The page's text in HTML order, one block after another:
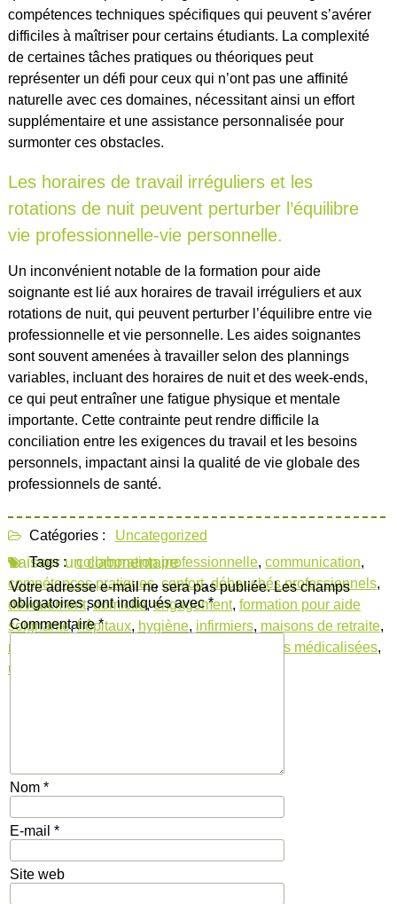
compétences techniques spécifiques qui peuvent s’avérer
difficiles à maîtriser pour certains étudiants. La complexité
de certaines tâches pratiques ou théoriques peut
représenter un défi pour ceux qui n’ont pas une affinité
naturelle avec ces domaines, nécessitant ainsi un effort
supplémentaire et une assistance personnalisée pour
surmonter ces obstacles.
Les horaires de travail irréguliers et les
rotations de nuit peuvent perturber l’équilibre
vie professionnelle-vie personnelle.
Un inconvénient notable de la formation pour aide
soignante est lié aux horaires de travail irréguliers et aux
rotations de nuit, qui peuvent perturber l’équilibre entre vie
professionnelle et vie personnelle. Les aides soignantes
sont souvent amenées à travailler selon des plannings
variables, incluant des horaires de nuit et des week-ends,
ce qui peut entraîner une fatigue physique et mentale
importante. Cette contrainte peut rendre difficile la
conciliation entre les exigences du travail et les besoins
personnels, impactant ainsi la qualité de vie globale des
professionnels de santé.
Catégories :
Uncategorized
Tags : collaboration professionnelle, communication,
compétences pratiques, confort,débouchés professionnels,
dévouement,domicile,engagement, formation pour aide
soignante,hôpitaux, hygiène, infirmiers, maisons de retraite,
médicaments
structures médicalisées,
urgences médicales
Laisser un commentaire
Votre adresse e-mail ne sera pas publiée. Les champs
obligatoires sont indiqués avec*
Commentaire*
Nom *
E-mail *
Site web